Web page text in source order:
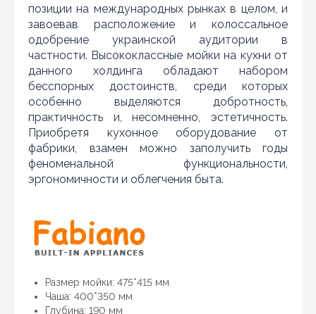
позиции на международных рынках в целом, и
завоевав расположение и колоссальное
одобрение украинской аудитории в
частности. Высококлассные мойки на кухни от
данного холдинга обладают набором
бесспорных достоинств, среди которых
особенно выделяются добротность,
практичность и, несомненно, эстетичность.
Приобретя кухонное оборудование от
фабрики, взамен можно заполучить годы
феноменальной функциональности,
эргономичности и облегчения быта.
Размер мойки: 475*415 мм
Чаша: 400*350 мм
Глубина: 190 мм
Нашли дешевле?
по интернету нашли цену нужного Вам товара
дешевле чем у нас... дайте нам знать, и мы будем рады
предложить более выгодную для Вас цену (при